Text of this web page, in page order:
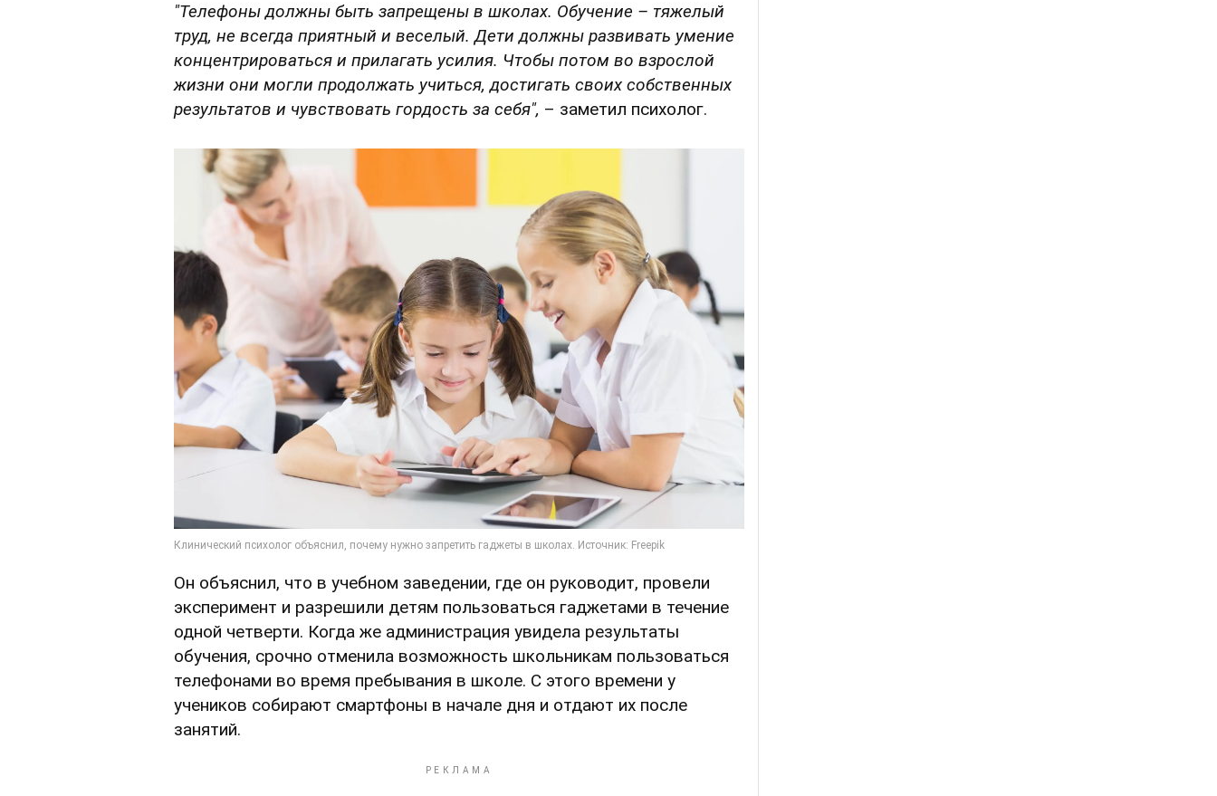
"Телефоны должны быть запрещены в школах. Обучение – тяжелый
труд, не всегда приятный и веселый. Дети должны развивать умение
концентрироваться и прилагать усилия. Чтобы потом во взрослой
жизни они могли продолжать учиться, достигать своих собственных
результатов и чувствовать гордость за себя", – заметил психолог.
Он объяснил, что в учебном заведении, где он руководит, провели
эксперимент и разрешили детям пользоваться гаджетами в течение
одной четверти. Когда же администрация увидела результаты
обучения, срочно отменила возможность школьникам пользоваться
телефонами во время пребывания в школе. С этого времени у
учеников собирают смартфоны в начале дня и отдают их после
занятий.